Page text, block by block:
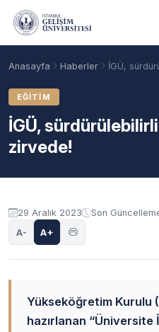
Ana içeriğe geç
Akademik Takvim
Anasayfa Haberler İGÜ,
EĞITIM
İGÜ,
zirvede!
29 Aralık 2023 Son
A- A+
Yükseköğretim Kurulu
hazırlanan “Üniversite